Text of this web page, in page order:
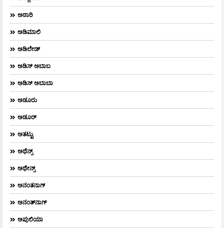
ಅಠಾರಿ
ಅಡಿಮಾಲಿ
ಅಡಿಲೇಡ್
ಅಡಿಸ್ ಅಬಾಬ
ಅಡಿಸ್ ಅಬಾಬಾ
ಅಡೂರು
ಅಡೂರ್
ಅತಟ್ಟು
ಅಥೆನ್ಸ್
ಅಥೇನ್ಸ್‌
ಅನಂತನಾಗ್
ಅನಂತ್‌ನಾಗ್‌
ಅಪುಲಿಯಾ